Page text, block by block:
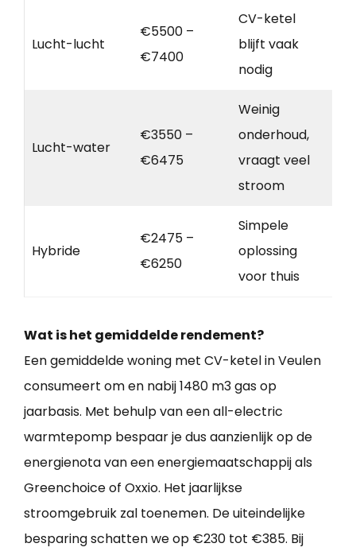
Lucht-lucht
€5500 –
€7400
CV-ketel
blijft vaak
nodig
Lucht-water
€3550 –
€6475
Weinig
onderhoud,
vraagt veel
stroom
Hybride
€2475 –
€6250
Simpele
oplossing
voor thuis
Wat is het gemiddelde rendement?
Een gemiddelde woning met CV-ketel in Veulen
consumeert om en nabij 1480 m3 gas op
jaarbasis. Met behulp van een all-electric
warmtepomp bespaar je dus aanzienlijk op de
energienota van een energiemaatschappij als
Greenchoice of Oxxio. Het jaarlijkse
stroomgebruik zal toenemen. De uiteindelijke
besparing schatten we op €230 tot €385. Bij